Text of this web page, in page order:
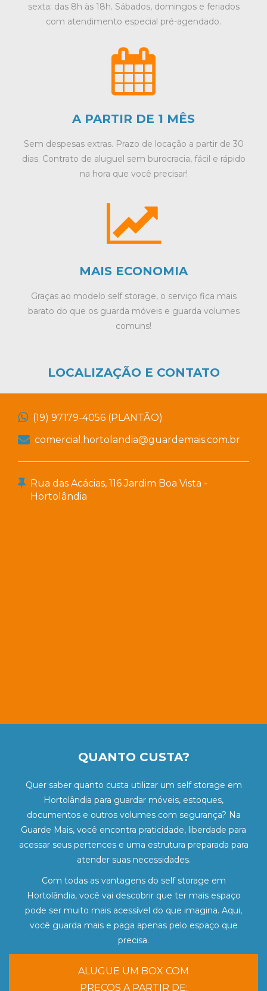
sexta: das 8h às 18h. Sábados, domingos e feriados
com atendimento especial pré-agendado.
A PARTIR DE 1 MÊS
Sem despesas extras. Prazo de locação a partir de 30
dias. Contrato de aluguel sem burocracia, fácil e rápido
na hora que você precisar!
MAIS ECONOMIA
Graças ao modelo self storage, o serviço fica mais
barato do que os guarda móveis e guarda volumes
comuns!
LOCALIZAÇÃO E CONTATO
(19) 97179-4056 (PLANTÃO)
comercial.hortolandia@guardemais.com.br
Rua das Acácias, 116 Jardim Boa Vista -
Hortolândia
QUANTO CUSTA?
Quer saber quanto custa utilizar um self storage em
Hortolândia para guardar móveis, estoques,
documentos e outros volumes com segurança? Na
Guarde Mais, você encontra praticidade, liberdade para
acessar seus pertences e uma estrutura preparada para
atender suas necessidades.
Com todas as vantagens do self storage em
Hortolândia, você vai descobrir que ter mais espaço
pode ser muito mais acessível do que imagina. Aqui,
você guarda mais e paga apenas pelo espaço que
precisa.
ALUGUE UM BOX COM
PREÇOS A PARTIR DE: